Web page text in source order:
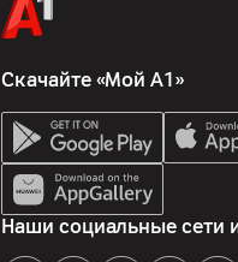
Скачайте «Мой А1»
Наши социальные сети